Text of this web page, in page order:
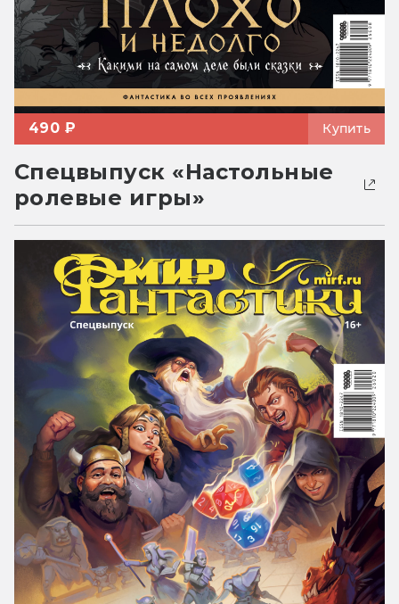
490 ₽ Купить
Спецвыпуск «Настольные
ролевые игры»